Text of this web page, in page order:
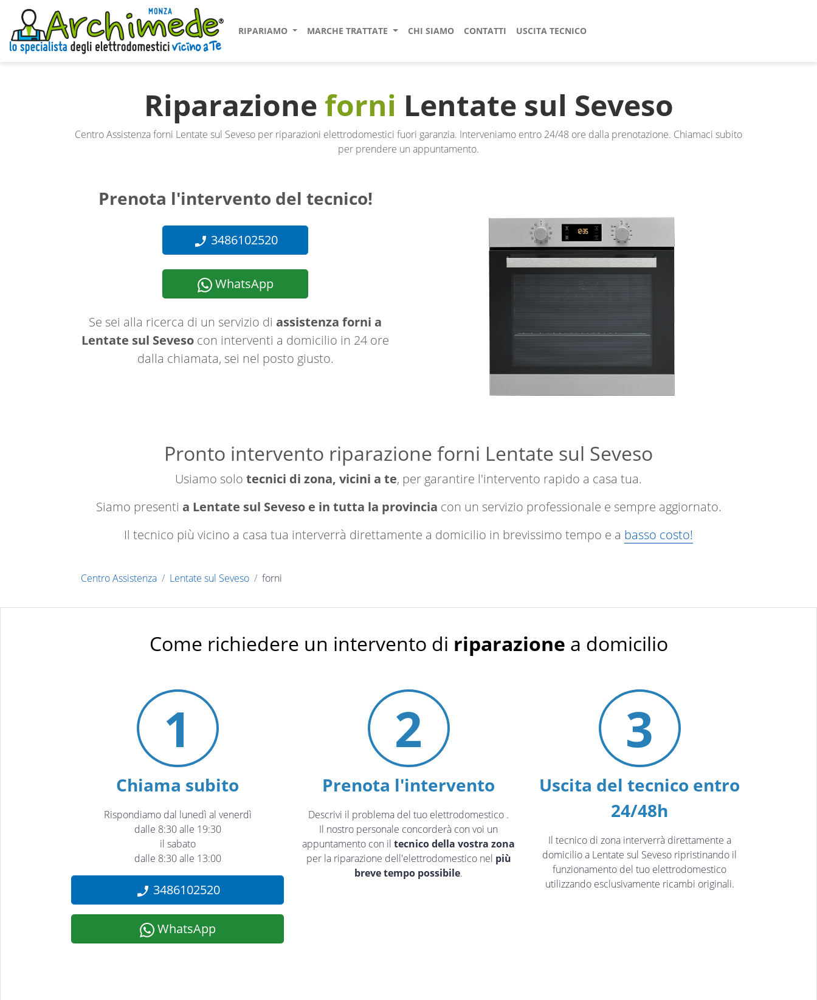
RIPARIAMO MARCHE TRATTATE CHI SIAMO CONTATTI USCITA TECNICO
Riparazione forni Lentate sul Seveso
Centro Assistenza forni Lentate sul Seveso per riparazioni elettrodomestici fuori garanzia. Interveniamo entro 24/48 ore dalla prenotazione. Chiamaci subito
per prendere un appuntamento.
Prenota l'intervento del tecnico!
3486102520
WhatsApp
Se sei alla ricerca di un servizio di assistenza forni a
Lentate sul Seveso con interventi a domicilio in 24 ore
dalla chiamata, sei nel posto giusto.
Pronto intervento riparazione forni Lentate sul Seveso
Usiamo solo tecnici di zona, vicini a te, per garantire l'intervento rapido a casa tua.
Siamo presenti a Lentate sul Seveso e in tutta la provincia con un servizio professionale e sempre aggiornato.
Il tecnico più vicino a casa tua interverrà direttamente a domicilio in brevissimo tempo e a basso costo!
Centro Assistenza Lentate sul Seveso forni
Come richiedere un intervento di riparazione a domicilio
1
Chiama subito
Rispondiamo dal lunedì al venerdì
dalle 8:30 alle 19:30
il sabato
dalle 8:30 alle 13:00
3486102520
WhatsApp
2
Prenota l'intervento
Descrivi il problema del tuo elettrodomestico .
Il nostro personale concorderà con voi un
appuntamento con il tecnico della vostra zona
per la riparazione dell'elettrodomestico nel più
breve tempo possibile.
3
Uscita del tecnico entro
24/48h
Il tecnico di zona interverrà direttamente a
domicilio a Lentate sul Seveso ripristinando il
funzionamento del tuo elettrodomestico
utilizzando esclusivamente ricambi originali.